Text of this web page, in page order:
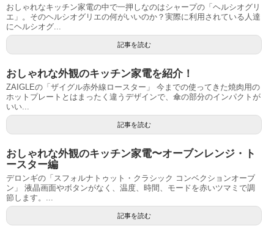
おしゃれなキッチン家電の中で一押しなのはシャープの「ヘルシオグリ
エ」。そのヘルシオグリエの何がいいのか？実際に利用されている人達
にヘルシオグ...
記事を読む
おしゃれな外観のキッチン家電を紹介！
ZAIGLEの「ザイグル赤外線ロースター」 今までの使ってきた焼肉用の
ホットプレートとはまったく違うデザインで、傘の部分のインパクトが
いい...
記事を読む
おしゃれな外観のキッチン家電〜オーブンレンジ・ト
ースター編
デロンギの「スフォルナトゥット・クラシック コンベクションオーブ
ン」 液晶画面やボタンがなく、温度、時間、モードを赤いツマミで調
節します。...
記事を読む